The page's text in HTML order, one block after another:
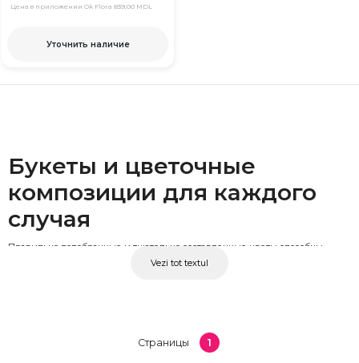
Цена в приложении Ok Flora 839,00 MDL
Уточнить наличие
Букеты и цветочные
композиции для каждого
случая
Правильно подобранные и тщательно составленные цветы способны
превратить любой момент в незабываемый. В OkFlora представлен
собранные в букеты, которые говорят вместо вас.
Vezi tot textul
Страницы 1